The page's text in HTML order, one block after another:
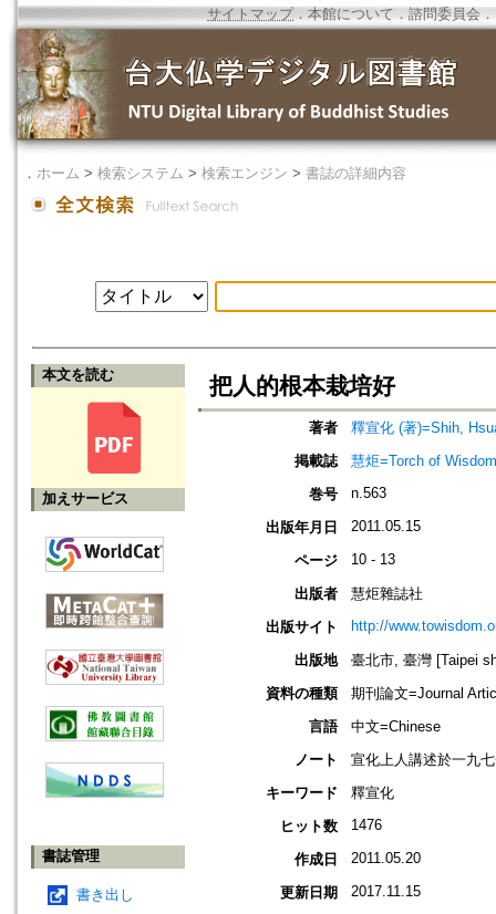
サイトマップ．本館について ． 諮問委員会 ．
． ホーム > 検索システム > 検索エンジン > 書誌の詳細内容
本文を読む
加えサービス
書誌管理
書き出し
把人的根本栽培好
著者
釋宣化 (著)=Shih,
掲載誌
慧炬=Torch of
巻号
n.563
出版年月日 2011.05.15
ページ 10 - 13
出版者
慧炬雜誌社
出版サイト
http://
出版地
臺北市, 臺灣 [Taipei
資料の種類
期刊論文=Journal
言語
中文=Chinese
ノート
宣化上人講述於一九
キーワード
釋宣化
ヒット数
1476
作成日 2011.05.20
更新日期 2017.11.15